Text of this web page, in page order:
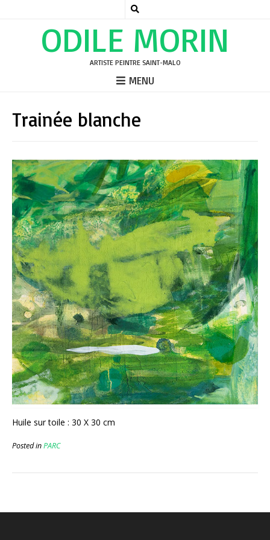
ODILE MORIN
ARTISTE PEINTRE SAINT-MALO
MENU
Trainée blanche
Huile sur toile : 30 X 30 cm
Posted inPARC